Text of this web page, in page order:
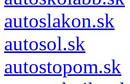
autoslakon.sk
autosol.sk
autostopom.sk